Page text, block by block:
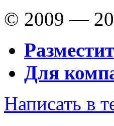
© 2009 —
Для
Написать в